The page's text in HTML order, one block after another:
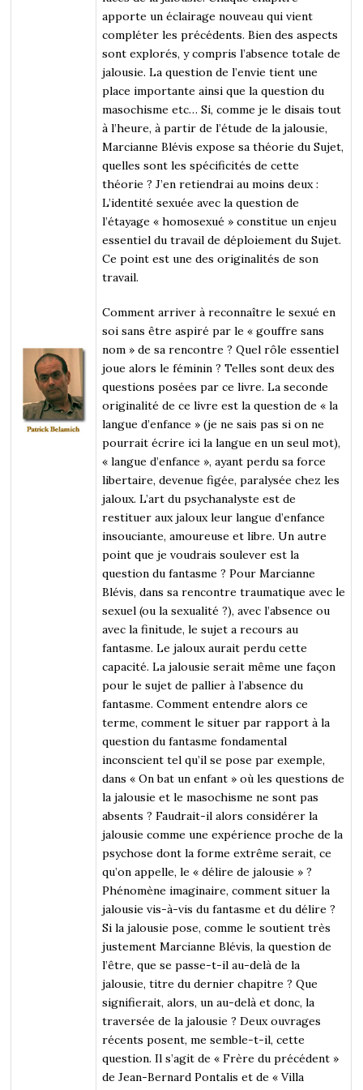
apporte un éclairage nouveau qui vient
compléter les précédents. Bien des aspects
sont explorés, y compris l’absence totale de
jalousie. La question de l’envie tient une
place importante ainsi que la question du
masochisme etc… Si, comme je le disais tout
à l’heure, à partir de l’étude de la jalousie,
Marcianne Blévis expose sa théorie du Sujet,
quelles sont les spécificités de cette
théorie ? J’en retiendrai au moins deux :
L’identité sexuée avec la question de
l’étayage « homosexué » constitue un enjeu
essentiel du travail de déploiement du Sujet.
Ce point est une des originalités de son
travail.
Comment arriver à reconnaître le sexué en
soi sans être aspiré par le « gouffre sans
nom » de sa rencontre ? Quel rôle essentiel
joue alors le féminin ? Telles sont deux des
questions posées par ce livre. La seconde
originalité de ce livre est la question de « la
langue d’enfance » (je ne sais pas si on ne
pourrait écrire ici la langue en un seul mot),
« langue d’enfance », ayant perdu sa force
libertaire, devenue figée, paralysée chez les
jaloux. L’art du psychanalyste est de
restituer aux jaloux leur langue d’enfance
insouciante, amoureuse et libre. Un autre
point que je voudrais soulever est la
question du fantasme ? Pour Marcianne
Blévis, dans sa rencontre traumatique avec le
sexuel (ou la sexualité ?), avec l’absence ou
avec la finitude, le sujet a recours au
fantasme. Le jaloux aurait perdu cette
capacité. La jalousie serait même une façon
pour le sujet de pallier à l’absence du
fantasme. Comment entendre alors ce
terme, comment le situer par rapport à la
question du fantasme fondamental
inconscient tel qu’il se pose par exemple,
dans « On bat un enfant » où les questions de
la jalousie et le masochisme ne sont pas
absents ? Faudrait-il alors considérer la
jalousie comme une expérience proche de la
psychose dont la forme extrême serait, ce
qu’on appelle, le « délire de jalousie » ?
Phénomène imaginaire, comment situer la
jalousie vis-à-vis du fantasme et du délire ?
Si la jalousie pose, comme le soutient très
justement Marcianne Blévis, la question de
l’être, que se passe-t-il au-delà de la
jalousie, titre du dernier chapitre ? Que
signifierait, alors, un au-delà et donc, la
traversée de la jalousie ? Deux ouvrages
récents posent, me semble-t-il, cette
question. Il s’agit de « Frère du précédent »
de Jean-Bernard Pontalis et de « Villa